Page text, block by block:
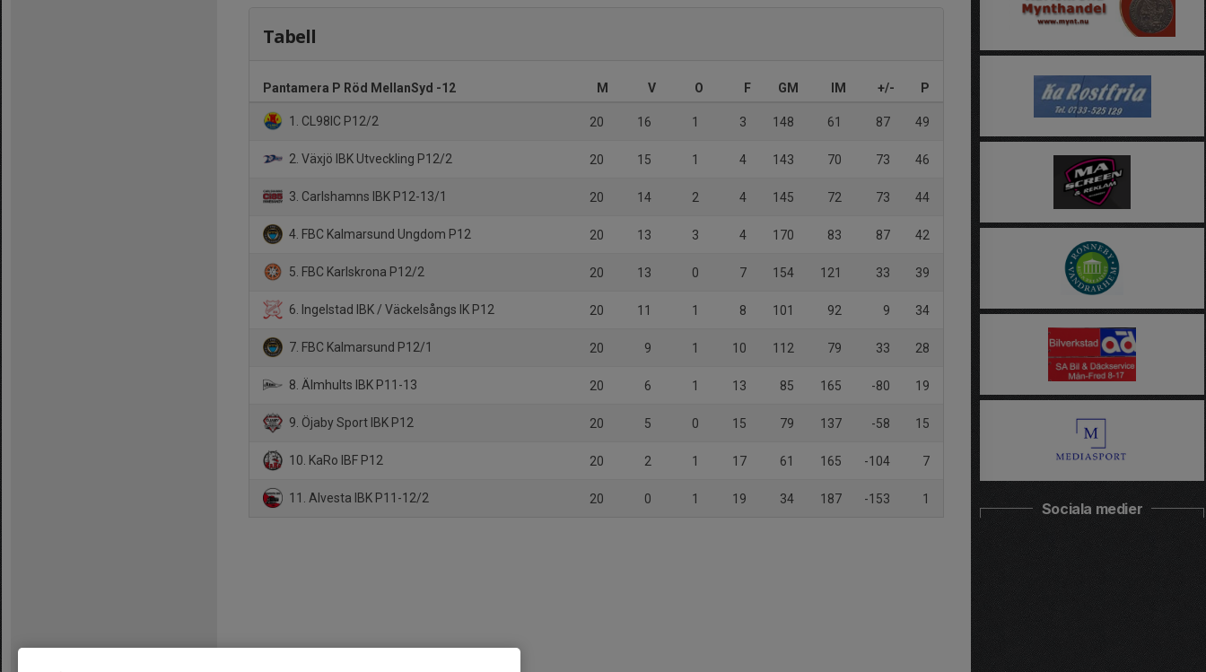
Tabell
Pantamera P Röd MellanSyd -12 M V O F GM IM +/- P
1. CL98IC P12/2 20 16 1 3 148 61 87 49
2. Växjö IBK Utveckling P12/2 20 15 1 4 143 70 73 46
3. Carlshamns IBK P12-13/1 20 14 2 4 145 72 73 44
4. FBC Kalmarsund Ungdom P12 20 13 3 4 170 83 87 42
5. FBC Karlskrona P12/2 20 13 0 7 154 121 33 39
6. Ingelstad IBK / Väckelsångs IK P12 20 11 1 8 101 92 9 34
7. FBC Kalmarsund P12/1 20 9 1 10 112 79 33 28
8. Älmhults IBK P11-13 20 6 1 13 85 165 -80 19
9. Öjaby Sport IBK P12 20 5 0 15 79 137 -58 15
10. KaRo IBF P12 20 2 1 17 61 165 -104 7
11. Alvesta IBK P11-12/2 20 0 1 19 34 187 -153 1
Sociala medier